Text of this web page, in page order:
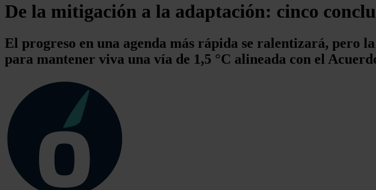
De la mitigación a la adaptación: cinco
El progreso en una agenda más rápida se ralentizará, pero
para mantener viva una vía de 1,5 °C alineada con el